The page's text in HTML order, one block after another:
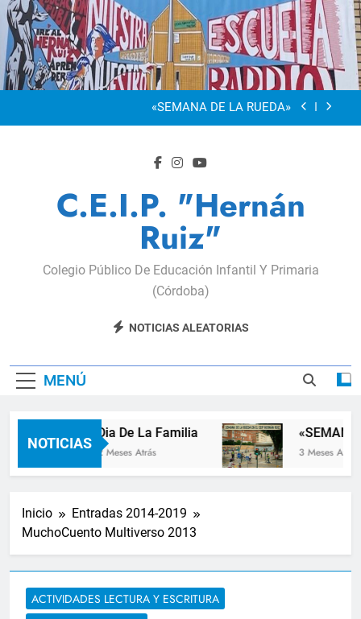
Saltar
al
contenido
“Visibles Sí”
Dia De La Familia
«SEMANA DE LA RUEDA»
Dia De La Familia
«SEMANA DE LA RUEDA»
Apadrinamiento Lector 2026
C.E.I.P. "Hernán
Ruiz"
Colegio Público De Educación Infantil Y Primaria
(Córdoba)
NOTICIAS ALEATORIAS
MENÚ
NOTICIAS
Dia De La Familia
2 Meses Atrás
«SEMANA
3 Meses Atrás
Inicio
Entradas 2014-2019
MuchoCuento Multiverso 2013
ACTIVIDADES LECTURA Y ESCRITURA